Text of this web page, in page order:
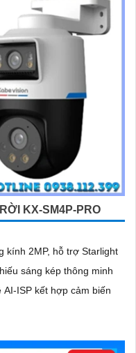
KX-SM4P-PRO
kính 2MP, hỗ trợ Starlight
sáng kép thông minh